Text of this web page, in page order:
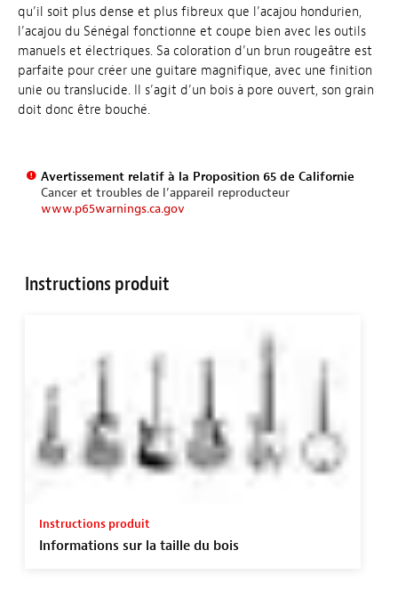
qu’il soit plus dense et plus fibreux que l’acajou hondurien,
l’acajou du Sénégal fonctionne et coupe bien avec les outils
manuels et électriques. Sa coloration d’un brun rougeâtre est
parfaite pour créer une guitare magnifique, avec une finition
unie ou translucide. Il s’agit d’un bois à pore ouvert, son grain
doit donc être bouché.
Avertissement relatif à la Proposition 65 de Californie
Cancer et troubles de l’appareil reproducteur
www.p65warnings.ca.gov
Instructions produit
Instructions produit
Informations sur la taille du bois